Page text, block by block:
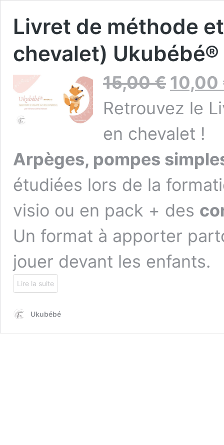
Livret de méthode
chevalet)
15,00€
Le
prix
était :
15,00 €.
10,00
Retrouvez le
en chevalet !
Arpèges, pompes
étudiées lors de la
visio ou en pack + des
Un format à apporter
jouer devant les enfants.
Lire la suite
Ukubébé